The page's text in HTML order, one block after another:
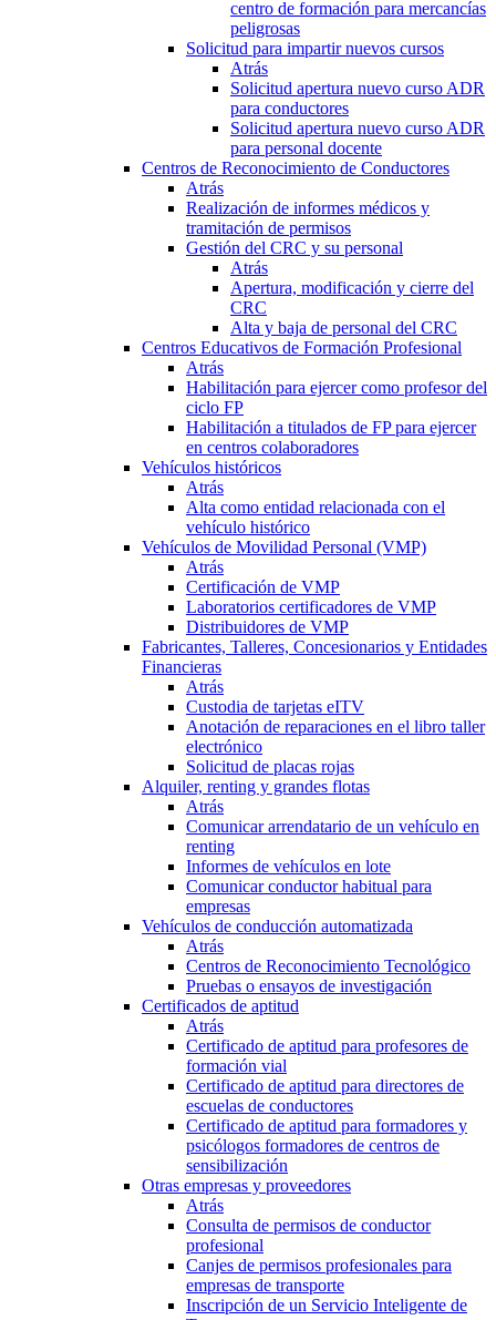
centro de formación para mercancías
peligrosas
Solicitud para impartir nuevos cursos
Atrás
Solicitud apertura nuevo curso ADR
para conductores
Solicitud apertura nuevo curso ADR
para personal docente
Centros de Reconocimiento de Conductores
Atrás
Realización de informes médicos y
tramitación de permisos
Gestión del CRC y su personal
Atrás
Apertura, modificación y cierre del
CRC
Alta y baja de personal del CRC
Centros Educativos de Formación Profesional
Atrás
Habilitación para ejercer como profesor del
ciclo FP
Habilitación a titulados de FP para ejercer
en centros colaboradores
Vehículos históricos
Atrás
Alta como entidad relacionada con el
vehículo histórico
Vehículos de Movilidad Personal (VMP)
Atrás
Certificación de VMP
Laboratorios certificadores de VMP
Distribuidores de VMP
Fabricantes, Talleres, Concesionarios y Entidades
Financieras
Atrás
Custodia de tarjetas eITV
Anotación de reparaciones en el libro taller
electrónico
Solicitud de placas rojas
Alquiler, renting y grandes flotas
Atrás
Comunicar arrendatario de un vehículo en
renting
Informes de vehículos en lote
Comunicar conductor habitual para
empresas
Vehículos de conducción automatizada
Atrás
Centros de Reconocimiento Tecnológico
Pruebas o ensayos de investigación
Certificados de aptitud
Atrás
Certificado de aptitud para profesores de
formación vial
Certificado de aptitud para directores de
escuelas de conductores
Certificado de aptitud para formadores y
psicólogos formadores de centros de
sensibilización
Otras empresas y proveedores
Atrás
Consulta de permisos de conductor
profesional
Canjes de permisos profesionales para
empresas de transporte
Inscripción de un Servicio Inteligente de